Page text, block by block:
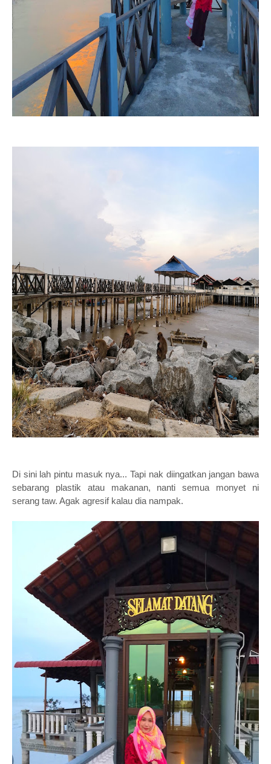
Di sini lah pintu masuk nya... Tapi nak diingatkan jangan bawa
sebarang plastik atau makanan, nanti semua monyet ni
serang taw. Agak agresif kalau dia nampak.